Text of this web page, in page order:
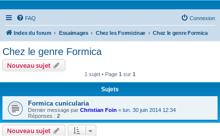
FAQ Connexion
Index du forum Essaimages Chez les Formicinae Chez le genre Formica
Chez le genre Formica
Nouveau sujet
1 sujet • Page 1 sur 1
Sujets
Formica cunicularia
Dernier message par Christian Foin « lun. 30 juin 2014 12:34
Réponses : 2
Nouveau sujet